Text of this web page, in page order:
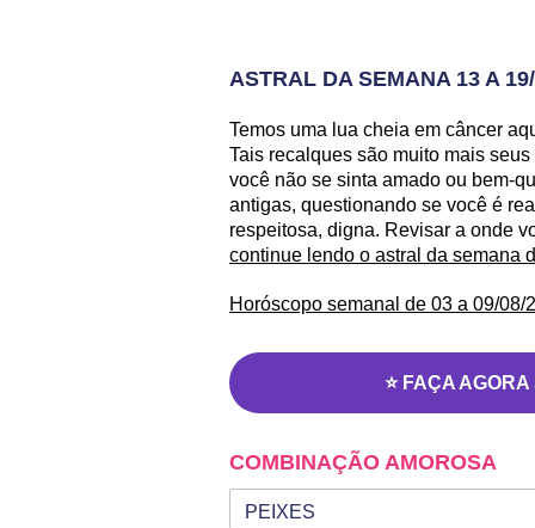
ASTRAL DA SEMANA 13 A
Temos uma lua cheia em câncer
Tais recalques são muito mais
você não se sinta amado ou bem-
antigas, questionando se você é
respeitosa, digna. Revisar a onde
continue lendo o astral da semana
Horóscopo semanal de 03 a 09/08/
⭐ FAÇA
COMBINAÇÃO AMOROSA
Seu signo
Signo da outra pessoa